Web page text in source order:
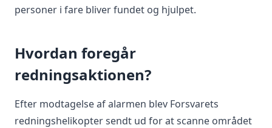
personer i fare bliver fundet og hjulpet.
Hvordan foregår
redningsaktionen?
Efter modtagelse af alarmen blev Forsvarets
redningshelikopter sendt ud for at scanne området